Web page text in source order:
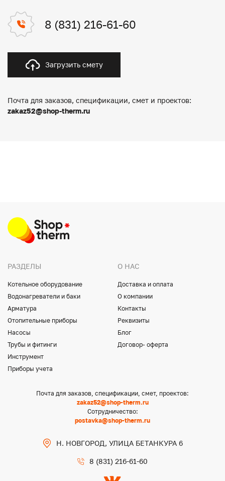
8 (831) 216-61-60
Загрузить смету
Почта для заказов, спецификации, смет и проектов:
zakaz52@shop-therm.ru
РАЗДЕЛЫ
Котельное оборудование
Водонагреватели и баки
Арматура
Отопительные приборы
Насосы
Трубы и фитинги
Инструмент
Приборы учета
О НАС
Доставка и оплата
О компании
Контакты
Реквизиты
Блог
Договор- оферта
Почта для заказов, спецификации, смет, проектов:
zakaz52@shop-therm.ru
Сотрудничество:
postavka@shop-therm.ru
Н. НОВГОРОД, УЛИЦА БЕТАНКУРА 6
8 (831) 216-61-60